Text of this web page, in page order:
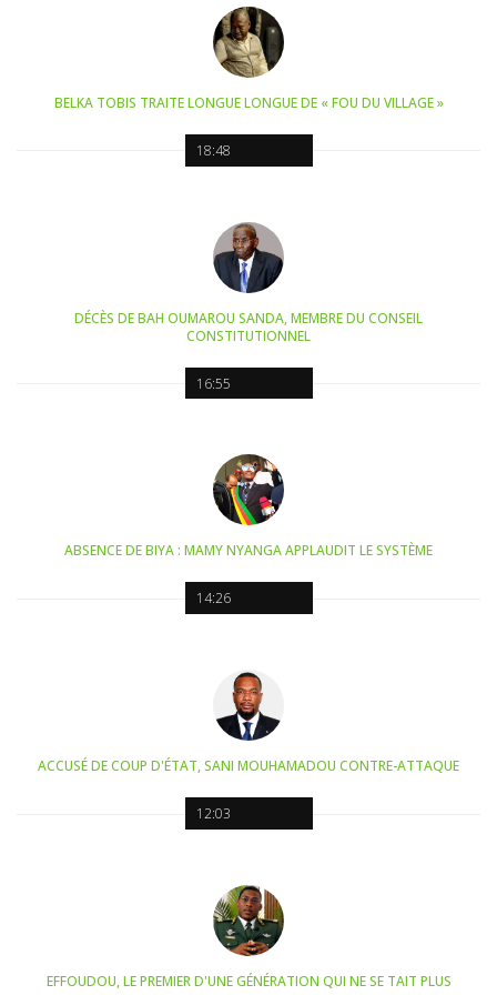
18:48
BELKA TOBIS TRAITE LONGUE LONGUE DE « FOU DU VILLAGE »
16:55
DÉCÈS DE BAH OUMAROU SANDA, MEMBRE DU CONSEIL
CONSTITUTIONNEL
14:26
ABSENCE DE BIYA : MAMY NYANGA APPLAUDIT LE SYSTÈME
12:03
ACCUSÉ DE COUP D'ÉTAT, SANI MOUHAMADOU CONTRE-ATTAQUE
EFFOUDOU, LE PREMIER D'UNE GÉNÉRATION QUI NE SE TAIT PLUS